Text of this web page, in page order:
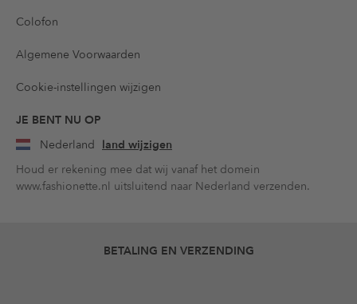
Colofon
Algemene Voorwaarden
Cookie-instellingen wijzigen
JE BENT NU OP
Nederland land wijzigen
Houd er rekening mee dat wij vanaf het domein
www.fashionette.nl uitsluitend naar Nederland verzenden.
BETALING EN VERZENDING